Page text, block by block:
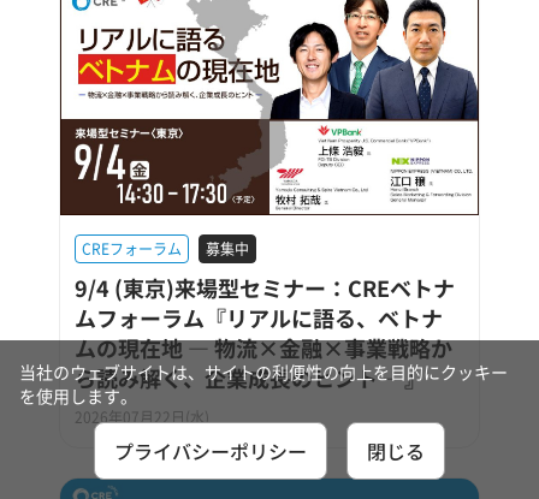
CREフォーラム 募集中
9/4 (東京)来場型セミナー：CREベトナ
ムフォーラム『リアルに語る、ベトナ
ムの現在地 ― 物流×金融×事業戦略か
ら読み解く、企業成長のヒント ―』
2026年07月22日(水)
当社のウェブサイトは、サイトの利便性の向上を目的にクッキー
を使用します。
プライバシーポリシー 閉じる